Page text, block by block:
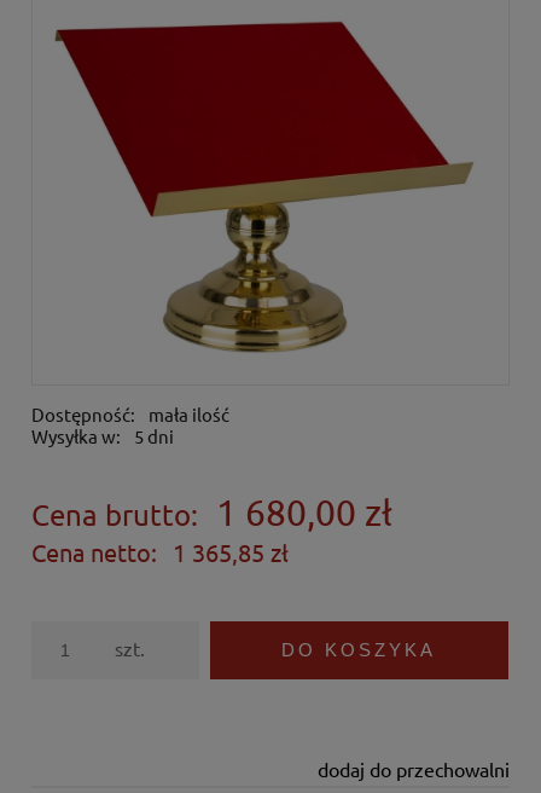
Dostępność:
mała ilość
Wysyłka w:
5 dni
Cena brutto: 1 680,00 zł
Cena netto: 1 365,85 zł
szt. DO KOSZYKA
dodaj do przechowalni